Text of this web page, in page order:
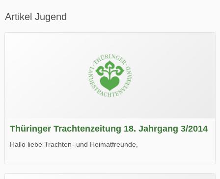
Artikel Jugend
Thüringer Trachtenzeitung 18. Jahrgang 3/2014
Hallo liebe Trachten- und Heimatfreunde,
Wir wünschen Euch viel Spaß beim Lesen.